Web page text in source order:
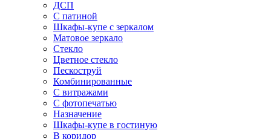
ДСП
С патиной
Шкафы-купе с зеркалом
Матовое зеркало
Стекло
Цветное стекло
Пескоструй
Комбинированные
С витражами
С фотопечатью
Назначение
Шкафы-купе в гостиную
В коридор